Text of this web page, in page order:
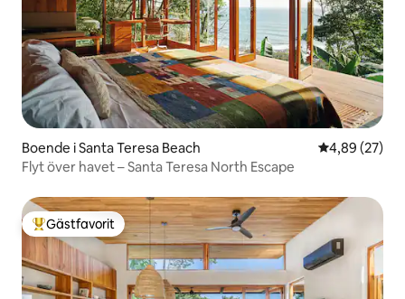
Boende i Santa Teresa Beach 4,89 av 5 i
4,89 (27)
Flyt över havet – Santa Teresa North Escape
Populär gästfavorit
Gästfavorit